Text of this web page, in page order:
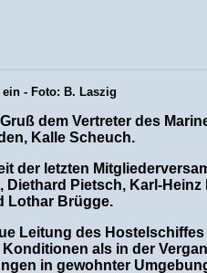
- Foto: B. Laszig
dem Vertreter des
Kalle Scheuch.
der letzten
Pietsch, Karl-Heinz
Lothar Brügge.
Leitung des
als in der
in gewohnter